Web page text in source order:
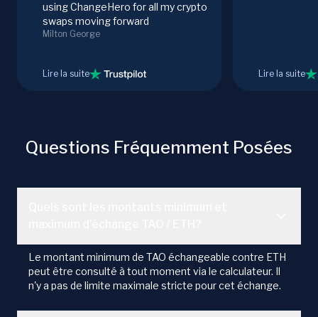
using ChangeHero for all my crypto
swaps moving forward
Milton George
Lire la suite Lire la suite
Questions Fréquemment Posées
Le montant minimum de TAO échangeable contre ETH
peut être consulté à tout moment via le calculateur. Il
n'y a pas de limite maximale stricte pour cet échange.